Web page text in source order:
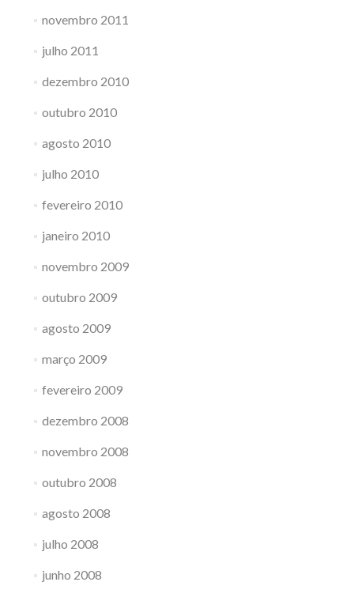
novembro 2011
julho 2011
dezembro 2010
outubro 2010
agosto 2010
julho 2010
fevereiro 2010
janeiro 2010
novembro 2009
outubro 2009
agosto 2009
março 2009
fevereiro 2009
dezembro 2008
novembro 2008
outubro 2008
agosto 2008
julho 2008
junho 2008